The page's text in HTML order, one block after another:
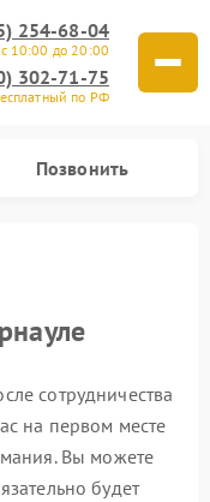
254-68-04
10:00 до 20:00
302-71-75
по РФ
Позвонить
сотрудничества
на первом месте
Вы можете
будет